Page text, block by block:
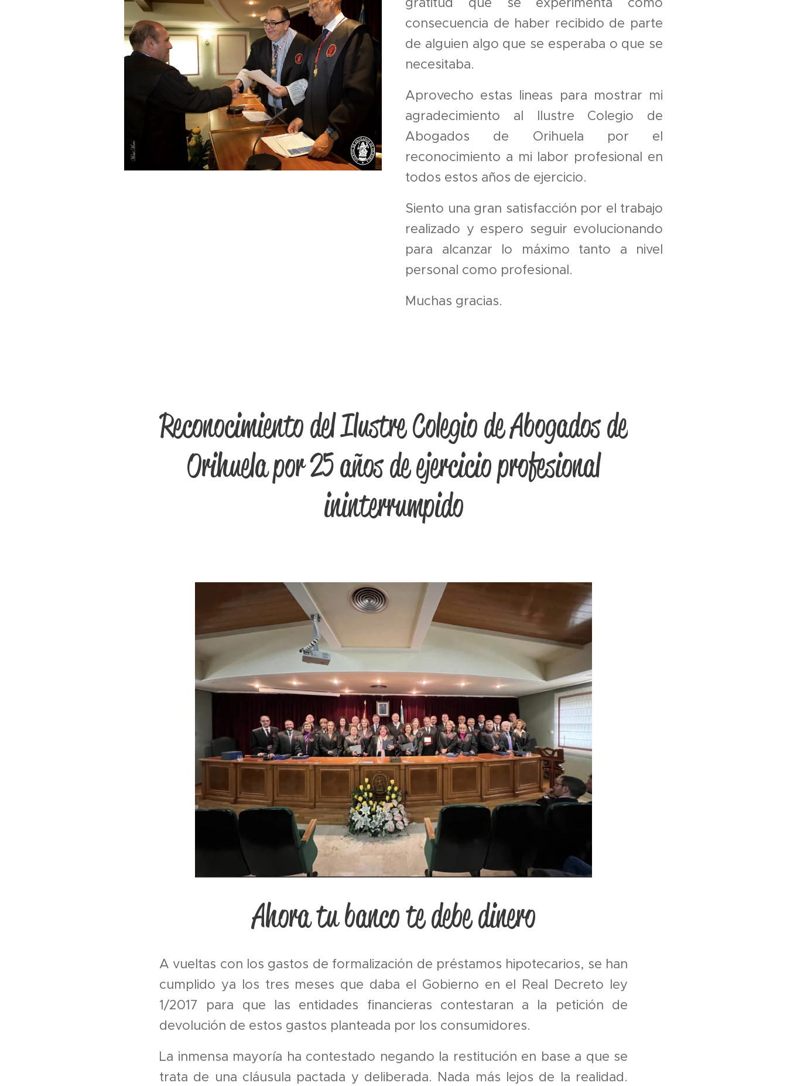
consecuencia de haber recibido de parte
de alguien algo que se esperaba o que se
necesitaba.
Aprovecho estas lineas para mostrar mi
agradecimiento al Ilustre Colegio de
Abogados de Orihuela por el
reconocimiento a mi labor profesional en
todos estos años de ejercicio.
Siento una gran satisfacción por el trabajo
realizado y espero seguir evolucionando
para alcanzar lo máximo tanto a nivel
personal como profesional.
Muchas gracias.
Reconocimiento del Ilustre Colegio de Abogados de
Orihuela por 25 años de ejercicio profesional
ininterrumpido
Ahora tu banco te debe dinero
A vueltas con los gastos de formalización de préstamos hipotecarios, se han
cumplido ya los tres meses que daba el Gobierno en el Real Decreto ley
1/2017 para que las entidades financieras contestaran a la petición de
devolución de estos gastos planteada por los consumidores.
La inmensa mayoría ha contestado negando la restitución en base a que se
trata de una cláusula pactada y deliberada. Nada más lejos de la realidad.